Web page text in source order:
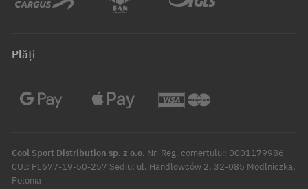
Plăți
Cool Sport Distribution sp. z o.o. Nr. Reg. comerțului: 0001179986
CUI: PL677-19-50-257 Sediu: ul. Handlowców 2, 32-085 Modlniczka,
Polonia